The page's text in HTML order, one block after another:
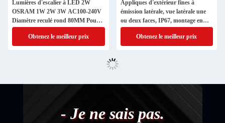
Lumières d'escalier à LED 2W
OSRAM 1W 2W 3W AC100-240V
Diamètre reculé rond 80MM Pour
mur en béton
Obtenez le meilleur prix
Appliques d'extérieur fines à
émission latérale, vue latérale une
ou deux faces, IP67, montage en
surface, LED SMD2835,
100*100MM, aluminium pur 6063
Obtenez le meilleur prix
- Je ne sais pas.